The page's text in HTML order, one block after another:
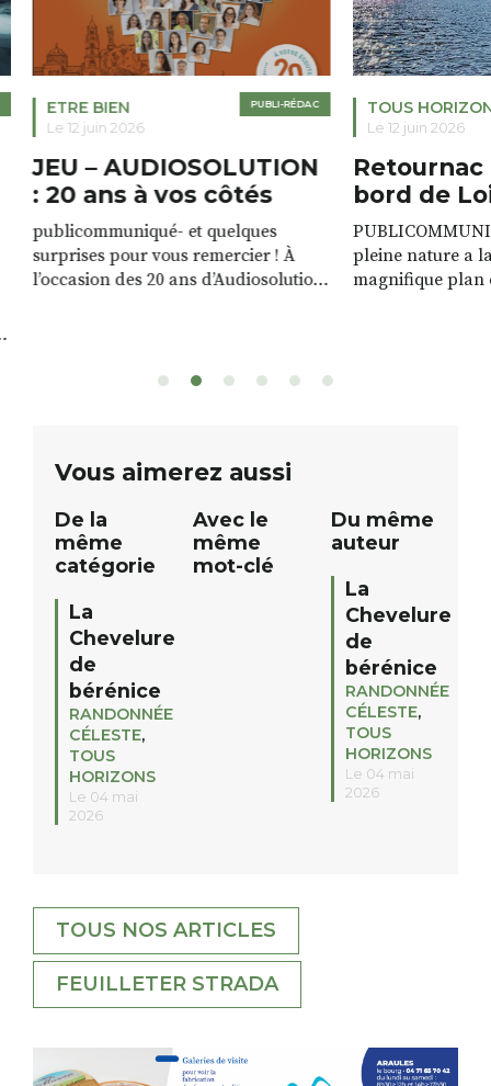
PUBLI-RÉDAC
ETRE BIEN
Le 12 juin 2026
JEU – AUDIOSOLUTION
: 20 ans à vos côtés
publicommuniqué- et quelques
surprises pour vous remercier ! À
l’occasion des 20 ans d’Audiosolution,
sont à gagner, sélectionnés auprès
12h à […]
TOUS
Le 12 juin 2026
Retournac
bord de
pleine nature a
magnifique plan
Vous aimerez aussi
De la
même
catégorie
La
Chevelure
de
bérénice
RANDONNÉE
CÉLESTE,
TOUS
HORIZONS
Le 04 mai
2026
Avec le
même
mot-clé
Du même
auteur
La
Chevelure
de
bérénice
RANDONNÉE
CÉLESTE,
TOUS
HORIZONS
Le 04 mai
2026
TOUS NOS ARTICLES
FEUILLETER STRADA